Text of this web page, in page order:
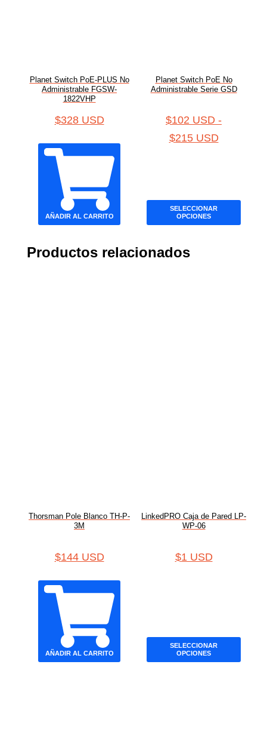
Planet Switch PoE-PLUS No
Administrable FGSW-
1822VHP
$328 USD
AÑADIR AL CARRITO
Planet Switch PoE No
Administrable Serie GSD
$102 USD -
$215 USD
SELECCIONAR
OPCIONES
Productos relacionados
Thorsman Pole Blanco TH-P-
3M
$144 USD
AÑADIR AL CARRITO
LinkedPRO Caja de Pared LP-
WP-06
$1 USD
SELECCIONAR
OPCIONES